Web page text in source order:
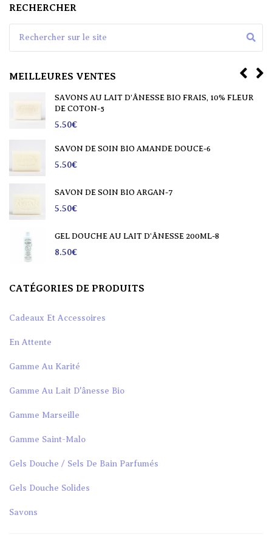
RECHERCHER
MEILLEURES VENTES
FRAIS, 10% FLEUR
200ML-8
SAVON SHAMPOING SOLIDE
NATURE-2
SAVON DE SOIN BIO CHEVRE-3
SAVON DE SOIN BIO CALENDULA-
CATÉGORIES DE PRODUITS
Cadeaux Et Accessoires
En Attente
Gamme Au Karité
Gamme Au Lait D'ânesse Bio
Gamme Marseille
Gamme Saint-Malo
Gels Douche / Sels De Bain Parfumés
Gels Douche Solides
Savons